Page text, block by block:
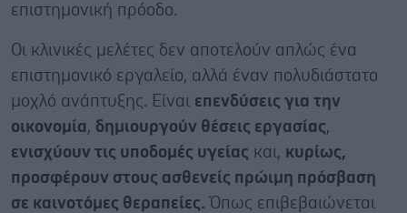
επιστημονική πρόοδο.
Οι κλινικές μελέτες δεν αποτελούν απλώς ένα
επιστημονικό εργαλείο, αλλά έναν πολυδιάστατο
μοχλό ανάπτυξης. Είναι επενδύσεις για την
οικονομία, δημιουργούν θέσεις εργασίας,
ενισχύουν τις υποδομές υγείας και, κυρίως,
προσφέρουν στους ασθενείς πρώιμη πρόσβαση
σε καινοτόμες θεραπείες. Όπως επιβεβαιώνεται